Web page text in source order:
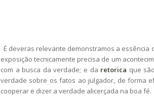
É deveras relevante demonstramos a
exposição tecnicamente precisa de um
com a busca da verdade; e da retorica que
verdade sobre os fatos ao julgador, de forma
cooperar e dizer a verdade alicerçada na boa fé.